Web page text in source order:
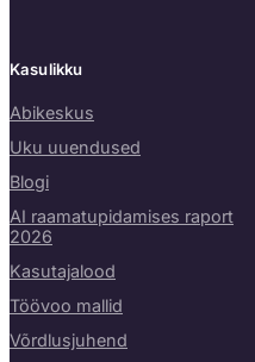
Kasulikku
Abikeskus
Uku uuendused
Blogi
AI raamatupidamises raport
2026
Kasutajalood
Töövoo mallid
Võrdlusjuhend